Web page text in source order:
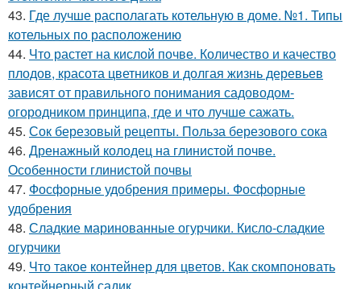
43. Где лучше располагать котельную в доме. №1. Типы
котельных по расположению
44. Что растет на кислой почве. Количество и качество
плодов, красота цветников и долгая жизнь деревьев
зависят от правильного понимания садоводом-
огородником принципа, где и что лучше сажать.
45. Сок березовый рецепты. Польза березового сока
46. Дренажный колодец на глинистой почве.
Особенности глинистой почвы
47. Фосфорные удобрения примеры. Фосфорные
удобрения
48. Сладкие маринованные огурчики. Кисло-сладкие
огурчики
49. Что такое контейнер для цветов. Как скомпоновать